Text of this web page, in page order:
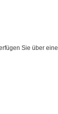
Sie über eine